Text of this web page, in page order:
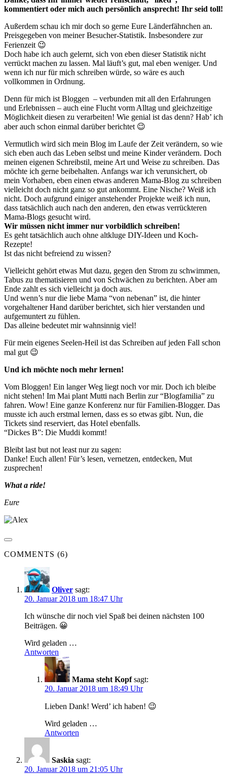
kommentiert oder mich auch persönlich ansprecht! Ihr seid toll!
Außerdem schau ich mir doch so gerne Eure Länderfähnchen an.
Preisgegeben von meiner Besucher-Statistik. Insbesondere zur
Ferienzeit 😉
Doch habe ich auch gelernt, sich von eben dieser Statistik nicht
verrückt machen zu lassen. Mal läuft’s gut, mal eben weniger. Und
wenn ich nur für mich schreiben würde, so wäre es auch
vollkommen in Ordnung.
Denn für mich ist Bloggen – verbunden mit all den Erfahrungen
und Erlebnissen – auch eine Flucht vorm Alltag und gleichzeitige
Möglichkeit diesen zu verarbeiten! Wie genial ist das denn? Hab’ ich
aber auch schon einmal darüber berichtet 😉
Vermutlich wird sich mein Blog im Laufe der Zeit verändern, so wie
sich eben auch das Leben selbst und meine Kinder verändern. Doch
meinen eigenen Schreibstil, meine Art und Weise zu schreiben. Das
möchte ich gerne beibehalten. Anfangs war ich verunsichert, ob
mein Vorhaben, eben einen etwas anderen Mama-Blog zu schreiben
vielleicht doch nicht ganz so gut ankommt. Eine Nische? Weiß ich
nicht. Doch aufgrund einiger anstehender Projekte weiß ich nun,
dass tatsächlich auch nach den anderen, den etwas verrückteren
Mama-Blogs gesucht wird.
Wir müssen nicht immer nur vorbildlich schreiben!
Es geht tatsächlich auch ohne altkluge DIY-Ideen und Koch-
Rezepte!
Ist das nicht befreiend zu wissen?
Vielleicht gehört etwas Mut dazu, gegen den Strom zu schwimmen,
Tabus zu thematisieren und von Schwächen zu berichten. Aber am
Ende zahlt es sich vielleicht ja doch aus.
Und wenn’s nur die liebe Mama “von nebenan” ist, die hinter
vorgehaltener Hand darüber berichtet, sich hier verstanden und
aufgemuntert zu fühlen.
Das alleine bedeutet mir wahnsinnig viel!
Für mein eigenes Seelen-Heil ist das Schreiben auf jeden Fall schon
mal gut 😉
Und ich möchte noch mehr lernen!
Vom Bloggen! Ein langer Weg liegt noch vor mir. Doch ich bleibe
nicht stehen! Im Mai plant Mutti nach Berlin zur “Blogfamilia” zu
fahren. Wow! Eine ganze Konferenz nur für Familien-Blogger. Das
musste ich auch erstmal lernen, dass es so etwas gibt. Nun, die
Tickets sind reserviert, das Hotel ebenfalls.
“Dickes B”: Die Muddi kommt!
Bleibt last but not least nur zu sagen:
Danke! Euch allen! Für’s lesen, vernetzen, entdecken, Mut
zusprechen!
What a ride!
Eure
COMMENTS (6)
Oliver sagt:
20. Januar 2018 um 18:47 Uhr
Ich wünsche dir noch viel Spaß bei deinen nächsten 100
Beiträgen. 😀
Wird geladen …
Antworten
Mama steht Kopf sagt:
20. Januar 2018 um 18:49 Uhr
Lieben Dank! Werd’ ich haben! 😉
Wird geladen …
Antworten
Saskia sagt:
20. Januar 2018 um 21:05 Uhr